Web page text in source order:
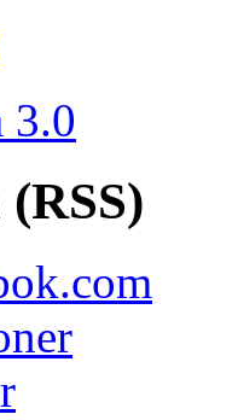
3.0